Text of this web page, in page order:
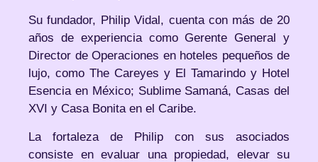
Su fundador, Philip Vidal, cuenta con más de 20
años de experiencia como Gerente General y
Director de Operaciones en hoteles pequeños de
lujo, como The Careyes y El Tamarindo y Hotel
Esencia en México; Sublime Samaná, Casas del
XVI y Casa Bonita en el Caribe.
La fortaleza de Philip con sus asociados
consiste en evaluar una propiedad, elevar su